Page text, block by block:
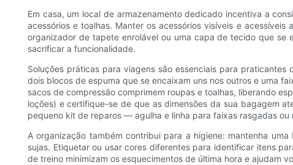
Em casa, um local de armazenamento dedicado incentiva a
acessórios e toalhas. Manter os acessórios visíveis e
organizador de tapete enrolável ou uma capa de tecido que se
sacrificar a funcionalidade.
Soluções práticas para viagens são essenciais para
dois blocos de espuma que se encaixam uns nos outros e uma
sacos de compressão comprimem roupas e toalhas, liberando
loções) e certifique-se de que as dimensões da sua bagagem
pequeno kit de reparos — agulha e linha para faixas rasgadas
A organização também contribui para a higiene: mantenha
sujas. Etiquetar ou usar cores diferentes para identificar itens
de treino minimizam os esquecimentos de última hora e ajudam